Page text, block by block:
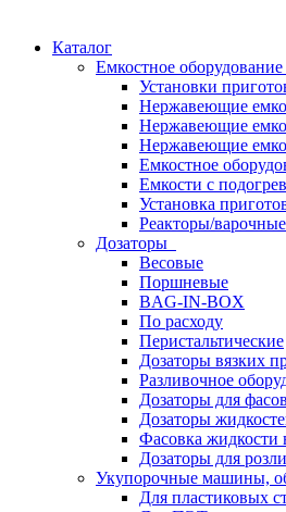
Каталог
Емкостное оборудование
Установки
Нержавеющие
Нержавеющие
Нержавеющие
Емкостное
Емкости с
Установка
Реакторы/
Дозаторы
Весовые
Поршневые
BAG-IN-BOX
По расходу
Перистальтические
Дозаторы вязких
Разливочное
Дозаторы для
Дозаторы
Фасовка жидкости
Дозаторы для
Укупорочные машины,
Для пластиковых